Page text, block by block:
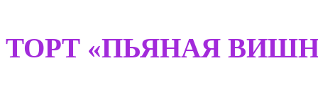
ТОРТ «ПЬЯНАЯ